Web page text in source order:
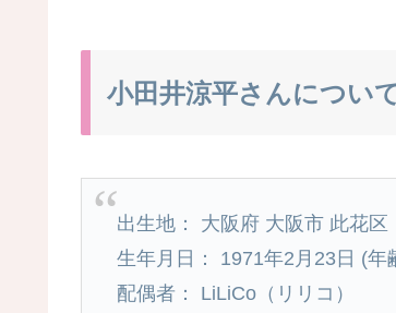
小田井涼平さんについ
出生地： 大阪府 大阪市 此花区
生年月日： 1971年2月23日 (
配偶者： LiLiCo（リリコ）